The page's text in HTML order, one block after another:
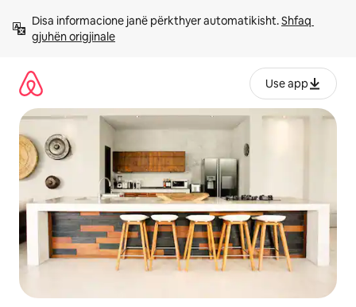
përmbajtja
Disa informacione janë përkthyer automatikisht. Shfaq
gjuhën origjinale
Use app